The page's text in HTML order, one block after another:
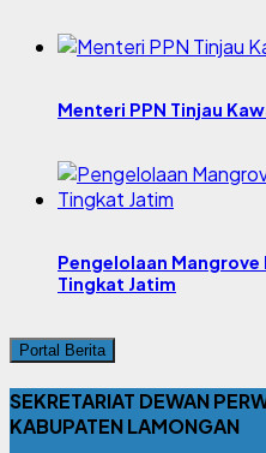
Menteri PPN Tinjau
Pengelolaan Mangrove
Tingkat Jatim
Portal Berita
SEKRETARIAT DEWAN
KABUPATEN LAMONGAN